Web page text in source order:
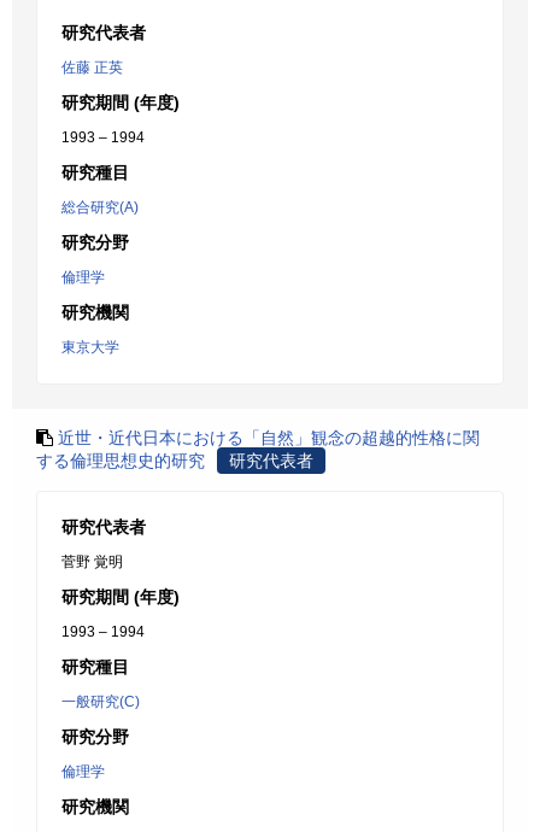
研究代表者
佐藤 正英
研究期間 (年度)
1993 – 1994
研究種目
総合研究(A)
研究分野
倫理学
研究機関
東京大学
近世・近代日本における「自然」観念の超越的性格に関
する倫理思想史的研究
研究代表者
研究代表者
菅野 覚明
研究期間 (年度)
1993 – 1994
研究種目
一般研究(C)
研究分野
倫理学
研究機関